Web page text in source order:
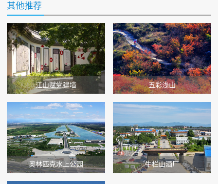
其他推荐
江山赋党建墙 五彩浅山
奥林匹克水上公园 牛栏山酒厂